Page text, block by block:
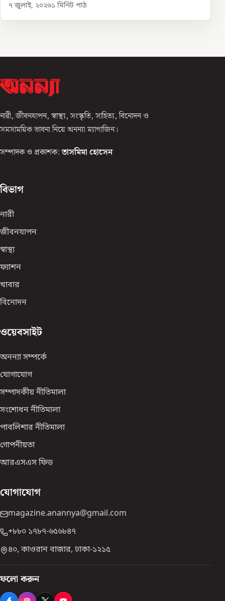
৭ জুলাই, ২০২৬১ মিনিট পাঠ
নারী, জীবনযাপন, স্বাস্থ্য, সংস্কৃতি, সাহিত্য, বিনোদন ও
সমসাময়িক ভাবনা নিয়ে অনন্যা ম্যাগাজিন।
সম্পাদক ও প্রকাশক: তাসমিমা হোসেন
বিভাগ
নারী
জীবনযাপন
স্বাস্থ্য
ফ্যাশন
খাবার
বিনোদন
ওয়েবসাইট
অনন্যা সম্পর্কে
যোগাযোগ
সম্পাদকীয় নীতিমালা
সংশোধন নীতিমালা
পাবলিশার নীতিমালা
গোপনীয়তা
আরএসএস ফিড
যোগাযোগ
magazine.anannya@gmail.com
+৮৮০ ১৭৮৭-৬৫৬৮৪৭
৪০, কাওরান বাজার, ঢাকা-১২১৫
ফলো করুন